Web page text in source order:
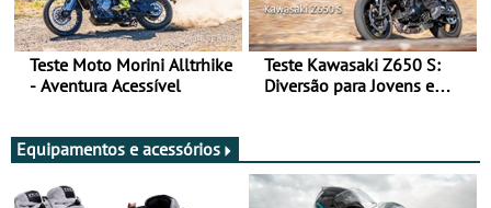
Teste Moto Morini Alltrhike
- Aventura Acessível
Teste Kawasaki Z650 S:
Diversão para Jovens e
Equipamentos e acessórios